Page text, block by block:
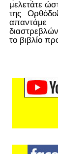
μελετάτε
της
το βιβλίο